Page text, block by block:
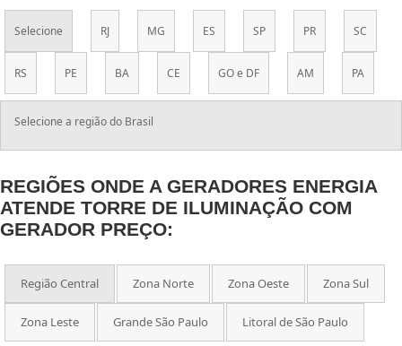
Selecione RJ MG ES SP PR SC
RS PE BA CE GO e DF AM PA
Selecione a região do Brasil
REGIÕES ONDE A GERADORES ENERGIA
ATENDE TORRE DE ILUMINAÇÃO COM
GERADOR PREÇO:
Região Central Zona Norte Zona Oeste Zona Sul
Zona Leste Grande São Paulo Litoral de São Paulo